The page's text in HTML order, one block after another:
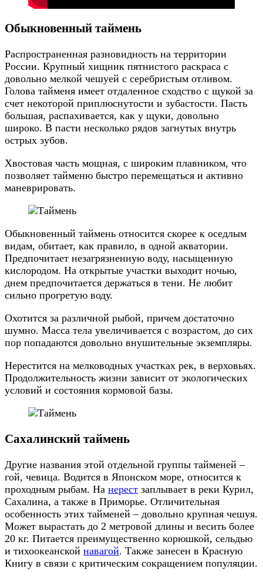
Обыкновенный таймень
Распространенная разновидность на территории
России. Крупный хищник пятнистого раскраса с
довольно мелкой чешуей с серебристым отливом.
Голова тайменя имеет отдаленное сходство с щукой за
счет некоторой приплюснутости и зубастости. Пасть
большая, распахивается, как у щуки, довольно
широко. В пасти несколько рядов загнутых внутрь
острых зубов.
Хвостовая часть мощная, с широким плавником, что
позволяет тайменю быстро перемещаться и активно
маневрировать.
Обыкновенный таймень относится скорее к оседлым
видам, обитает, как правило, в одной акватории.
Предпочитает незагрязненную воду, насыщенную
кислородом. На открытые участки выходит ночью,
днем предпочитается держаться в тени. Не любит
сильно прогретую воду.
Охотится за различной рыбой, причем достаточно
шумно. Масса тела увеличивается с возрастом, до сих
пор попадаются довольно внушительные экземпляры.
Нерестится на мелководных участках рек, в верховьях.
Продолжительность жизни зависит от экологических
условий и состояния кормовой базы.
Сахалинский таймень
Другие названия этой отдельной группы тайменей –
гой, чевица. Водится в Японском море, относится к
проходным рыбам. На нерест заплывает в реки Курил,
Сахалина, а также в Приморье. Отличительная
особенность этих тайменей – довольно крупная чешуя.
Может вырастать до 2 метровой длины и весить более
20 кг. Питается преимущественно корюшкой, сельдью
и тихоокеанской навагой. Также занесен в Красную
Книгу в связи с критическим сокращением популяции.